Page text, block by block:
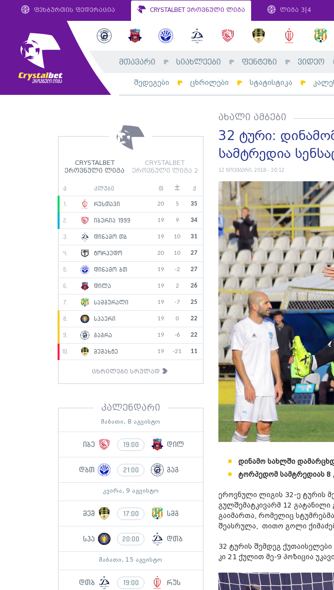
ფეხბურთის ფედერაცია CRYSTALBET ეროვნული ლიგა ლიგა 3|4
მთავარი სიახლეები ფენტეზი ვიდეო
შედეგები ცხრილები სტატისტიკა
CRYSTALBET
ეროვნული ლიგა
CRYSTALBET
ეროვნული ლიგა 2
ა კლუბი თ ± ქ
1. რუსთავი 20 5 35
2. იბერია 1999 19 9 34
3. დინამო თბ 19 10 31
4. ტორპედო 20 10 27
5. დინამო ბთ 19 -2 27
6. დილა 19 2 26
7. სამგურალი 19 -7 25
8. სპაერი 19 0 22
9. გაგრა 19 -6 22
10. მეშახტე 19 -21 11
ცხრილები სრულად
კალენდარი
შაბათი, 8 აგვისტო
იბე 19:00 დილ
დბთ 21:00 გაგ
კვირა, 9 აგვისტო
მეშ 17:00 სმგ
სპა 20:00 დთბ
შაბათი, 15 აგვისტო
დთბ 19:00 რუს
ახალი ამბები
32 ტური:
სამტრედია
12 ნოემბერი, 2018 - 20:12
დინამო სახლში
ტორპედომ სამტრედიას 8
ეროვნული ლიგის 32-ე ტურის
გულშემატკივარმ 12
გაიმართა, რომელიც
შეასრულა, თითო გოლი
32 ტურის შემდეგ
კი 21 ქულით მე-9 პოზიცია